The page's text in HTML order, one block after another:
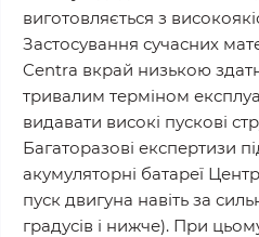
виготовляється з
Застосування сучасних
Centra вкрай низькою
тривалим терміном
видавати високі пускові
Багаторазові експертизи
акумуляторні батареї
пуск двигуна навіть за
градусів і нижче). При